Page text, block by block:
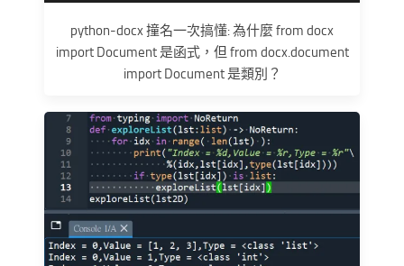
python-docx 撞名一次搞懂: 為什麼 from docx
import Document 是函式，但 from docx.document
import Document 是類別？